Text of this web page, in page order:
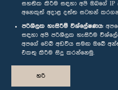
සහතික කිරීම සඳහා අපි ඔබගේ IP
අනෙකුත් අදාළ දත්ත සටහන්
පරිශීලක හැසිරීම් විශ්ලේෂණය:
සඳහා අපි පරිශීලක හැසිරීම
අපගේ වෙබ් අඩවිය සමඟ ඔබේ
එකතු කිරීම සිදු කරන්නෙමු.
හරි
සම්මාන
පෞද්ගලිකත්ව ප්‍රතිපත්තිය